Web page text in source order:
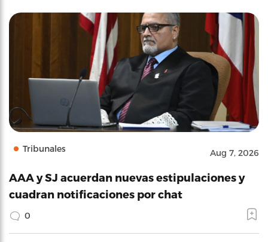
Tribunales Aug 7, 2026
AAA y SJ acuerdan nuevas estipulaciones y
cuadran notificaciones por chat
0